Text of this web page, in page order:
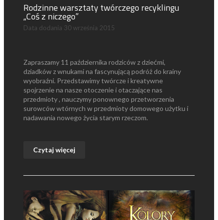
Rodzinne warsztaty twórczego recyklingu
„Coś z niczego”
Data dodania 30 września 2015
Zapraszamy 11 października rodziców z dziećmi,
dziadków z wnukami na fascynującą podróż do krainy
wyobraźni. Przedstawimy twórcze i kreatywne
spojrzenie na nasze otoczenie i otaczające nas
przedmioty , nauczymy ponownego przetworzenia
surowców wtórnych w przedmioty domowego użytku i
nadawania nowego życia starym rzeczom.
Czytaj więcej